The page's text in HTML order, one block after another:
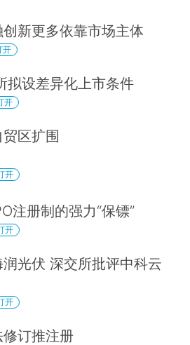
创新更多依靠市场主体
开
拟设差异化上市条件
开
贸区扩围
开
注册制的强力“保镖”
开
润光伏 深交所批评中科云
开
订推注册